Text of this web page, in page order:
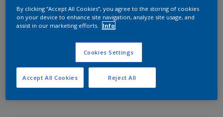
Zur Einkaufsliste hinzufügen
Zu Projekt hinzufügen
By clicking “Accept All Cookies”, you agree to the storing of cookies
on your device to enhance site navigation, analyze site usage, and
assist in our marketing efforts.
Info
Cookies Settings
Reject All
Accept All Cookies